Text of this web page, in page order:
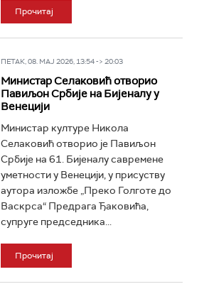
Прочитај
ПЕТАК, 08. МАЈ 2026, 13:54 -> 20:03
Министар Селаковић отворио
Павиљон Србије на Бијеналу у
Венецији
Министар културе Никола
Селаковић отворио је Павиљон
Србије на 61. Бијеналу савремене
уметности у Венецији, у присуству
аутора изложбе „Преко Голготе до
Васкрса“ Предрага Ђаковића,
супруге председника...
Прочитај